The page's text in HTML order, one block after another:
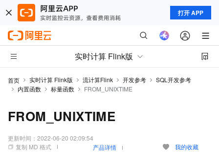
打开 APP
实时计算 Flink版
首页 实时计算 Flink版 流计算Flink 开发参考
SQL开发参考
内置函数
标量函数 FROM_UNIXTIME
FROM_UNIXTIME
更新时间： 2022-06-20 02:09:54
复制 MD 格式
产品详情 我的收藏